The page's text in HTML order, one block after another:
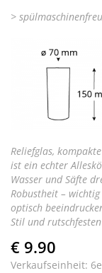
>
Reliefglas,
ist ein echter
Wasser und Säfte
Robustheit –
optisch
Stil und
€ 9.90
Verkaufseinheit: